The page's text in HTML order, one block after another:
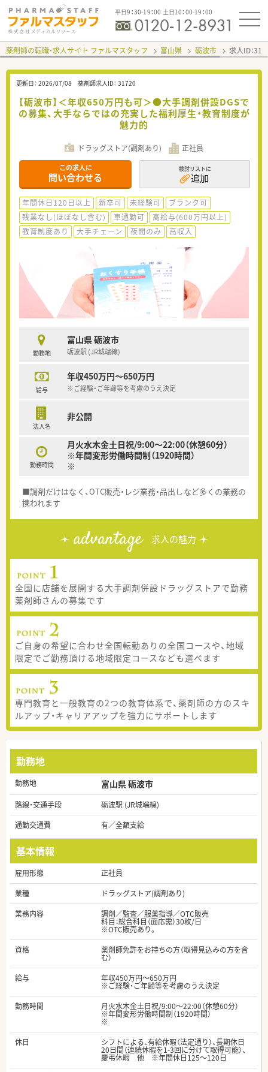
平日9：30-19：00 土日10：00-19：00
薬剤師の転職・求人サイト ファルマスタッフ 富山県 砺波市 求人ID：
更新日： 2026/07/08 薬剤師求人ID： 31720
【砺波市】＜年収650万円も可＞●大手調剤併設DGSで
の募集、大手ならではの充実した福利厚生・教育制度が
魅力的
ドラッグストア(調剤あり) 正社員
この求人に
問い合わせる
検討リストに
追加
年間休日120日以上 新卒可 未経験可
ブランク可
残業なし(ほぼなし含む)
車通勤可
高給与(600万円以上)
教育制度あり
大手チェーン 夜間のみ 高収入
勤務地
富山県 砺波市
砺波駅 (JR城端線)
給与
年収450万円～650万円
※ご経験・ご年齢等を考慮のうえ決定
法人名
非公開
勤務時間
月火水木金土日祝/9:00～22:00（休憩60分）
※年間変形労働時間制（1920時間）
※
■調剤だけはなく、OTC販売・レジ業務・品出しなど多くの業務の
携われます
advantage 求人の魅力
全国に店舗を展開する大手調剤併設ドラッグストアで勤務
薬剤師さんの募集です
ご自身の希望に合わせ全国転勤ありの全国コースや、地域
限定でご勤務頂ける地域限定コースなども選べます
専門教育と一般教育の2つの教育体系で、薬剤師の方のスキ
ルアップ・キャリアアップを強力にサポートします
勤務地
勤務地 富山県 砺波市
路線・交通手段
砺波駅 (JR城端線)
通勤交通費
有／全額支給
基本情報
雇用形態
正社員
業種
ドラッグストア(調剤あり)
業務内容
調剤／監査／服薬指導／OTC販売
科目：総合科目（面応需）30枚/日
※OTC販売あり。
資格
薬剤師免許をお持ちの方（取得見込みの方を含
む）
給与
年収450万円～650万円
※ご経験・ご年齢等を考慮のうえ決定
勤務時間
月火水木金土日祝/9:00～22:00（休憩60分）
※年間変形労働時間制（1920時間）
※
休日
シフトによる、有給休暇（法定通り）、長期休日
20日間（連続休暇を1-3回に分けて取得可能）、
慶弔休暇 他 ※年間休日125～120日